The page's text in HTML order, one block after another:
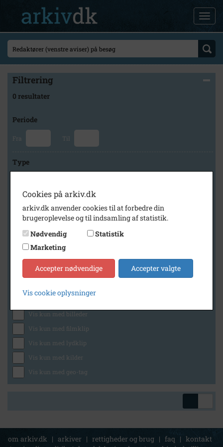
Filtrering
0 resultater
Periode
Fra Til
Type
Arkiv
Lokalarkivet Alsønderup -Tjæreby
Generelt
Vis kun med billeder
Vis kun med filmklip
Vis kun med lydklip
Vis kun med kilder
Vis kun med geo-tag
om arkiv.dk | arkiver | rettigheder og brug | faq | kontakt
Cookies på arkiv.dk
arkiv.dk anvender cookies til at forbedre din
brugeroplevelse og til indsamling af statistik.
Nødvendig
Statistik
Marketing
Accepter nødvendige Accepter valgte
Vis cookie oplysninger